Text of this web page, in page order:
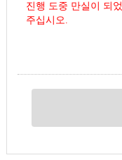
진행 도중 만실이 되
주십시오.